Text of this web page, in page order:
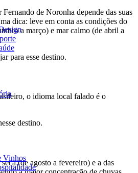
Vinhos
de Noronha depende das suas
dica: leve em conta as condições do
a março) e mar calmo (de abril a
para esse destino.
o idioma local falado é o
destino.
(de agosto a fevereiro) e a das